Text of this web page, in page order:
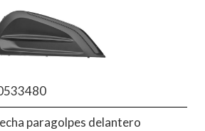
paragolpes delantero